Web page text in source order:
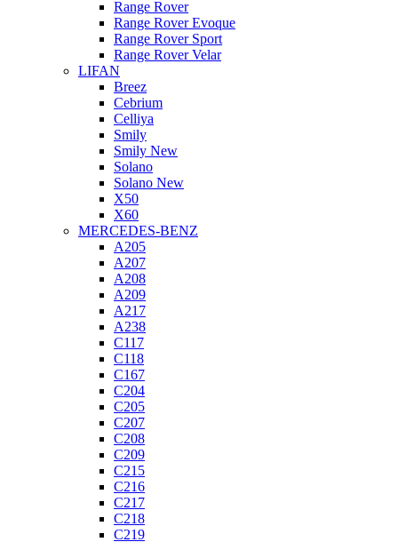
Range Rover
Range Rover Evoque
Range Rover Sport
Range Rover Velar
LIFAN
Breez
Cebrium
Celliya
Smily
Smily New
Solano
Solano New
X50
X60
MERCEDES-BENZ
A205
A207
A208
A209
A217
A238
C117
C118
C167
C204
C205
C207
C208
C209
C215
C216
C217
C218
C219